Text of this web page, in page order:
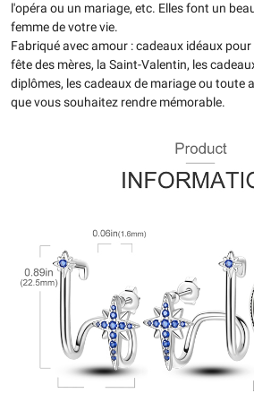
l'opéra ou un mariage, etc. Elles font un
femme de votre vie.
Fabriqué avec amour : cadeaux idéaux pour
fête des mères, la Saint-Valentin, les
diplômes, les cadeaux de mariage ou toute
que vous souhaitez rendre mémorable.